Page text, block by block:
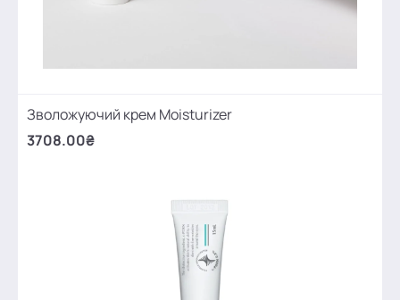
Зволожуючий крем Moisturizer
3708.00₴